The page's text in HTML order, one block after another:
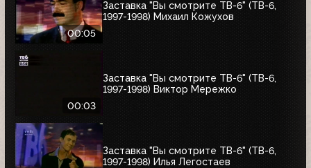
00:05
Заставка "Вы смотрите ТВ-6" (ТВ-6,
1997-1998) Михаил Кожухов
00:03
Заставка "Вы смотрите ТВ-6" (ТВ-6,
1997-1998) Виктор Мережко
Заставка "Вы смотрите ТВ-6" (ТВ-6,
1997-1998) Илья Легостаев